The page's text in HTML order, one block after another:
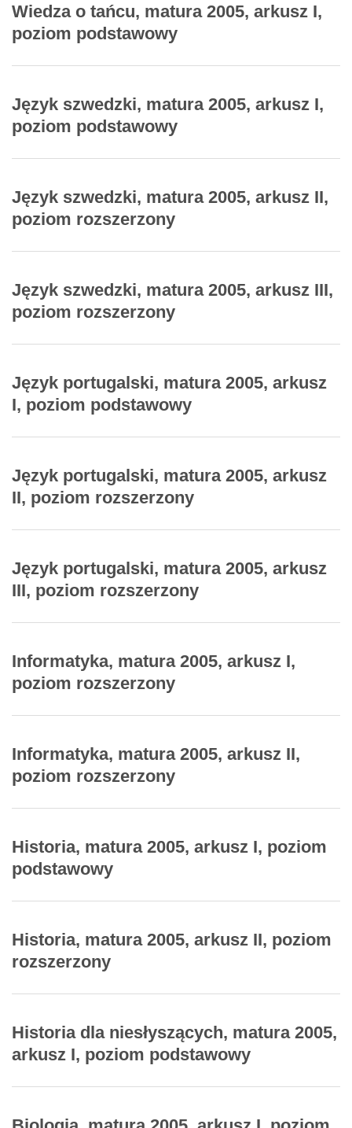
Wiedza o tańcu, matura 2005, arkusz I,
poziom podstawowy
Język szwedzki, matura 2005, arkusz I,
poziom podstawowy
Język szwedzki, matura 2005, arkusz II,
poziom rozszerzony
Język szwedzki, matura 2005, arkusz III,
poziom rozszerzony
Język portugalski, matura 2005, arkusz
I, poziom podstawowy
Język portugalski, matura 2005, arkusz
II, poziom rozszerzony
Język portugalski, matura 2005, arkusz
III, poziom rozszerzony
Informatyka, matura 2005, arkusz I,
poziom rozszerzony
Informatyka, matura 2005, arkusz II,
poziom rozszerzony
Historia, matura 2005, arkusz I, poziom
podstawowy
Historia, matura 2005, arkusz II, poziom
rozszerzony
Historia dla niesłyszących, matura 2005,
arkusz I, poziom podstawowy